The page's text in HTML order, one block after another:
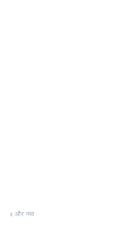
और नया